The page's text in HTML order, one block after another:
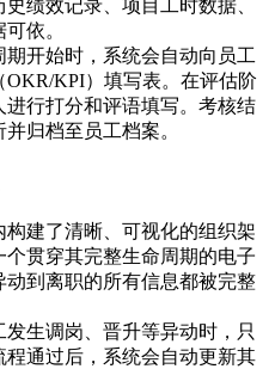
绩效记录、项目工时数据、
依。
期开始时，系统会自动向员工
KPI）填写表。在评估阶
行打分和评语填写。考核结
归档至员工档案。
构建了清晰、可视化的组织架
贯穿其完整生命周期的电子
到离职的所有信息都被完整
发生调岗、晋升等异动时，只
通过后，系统会自动更新其